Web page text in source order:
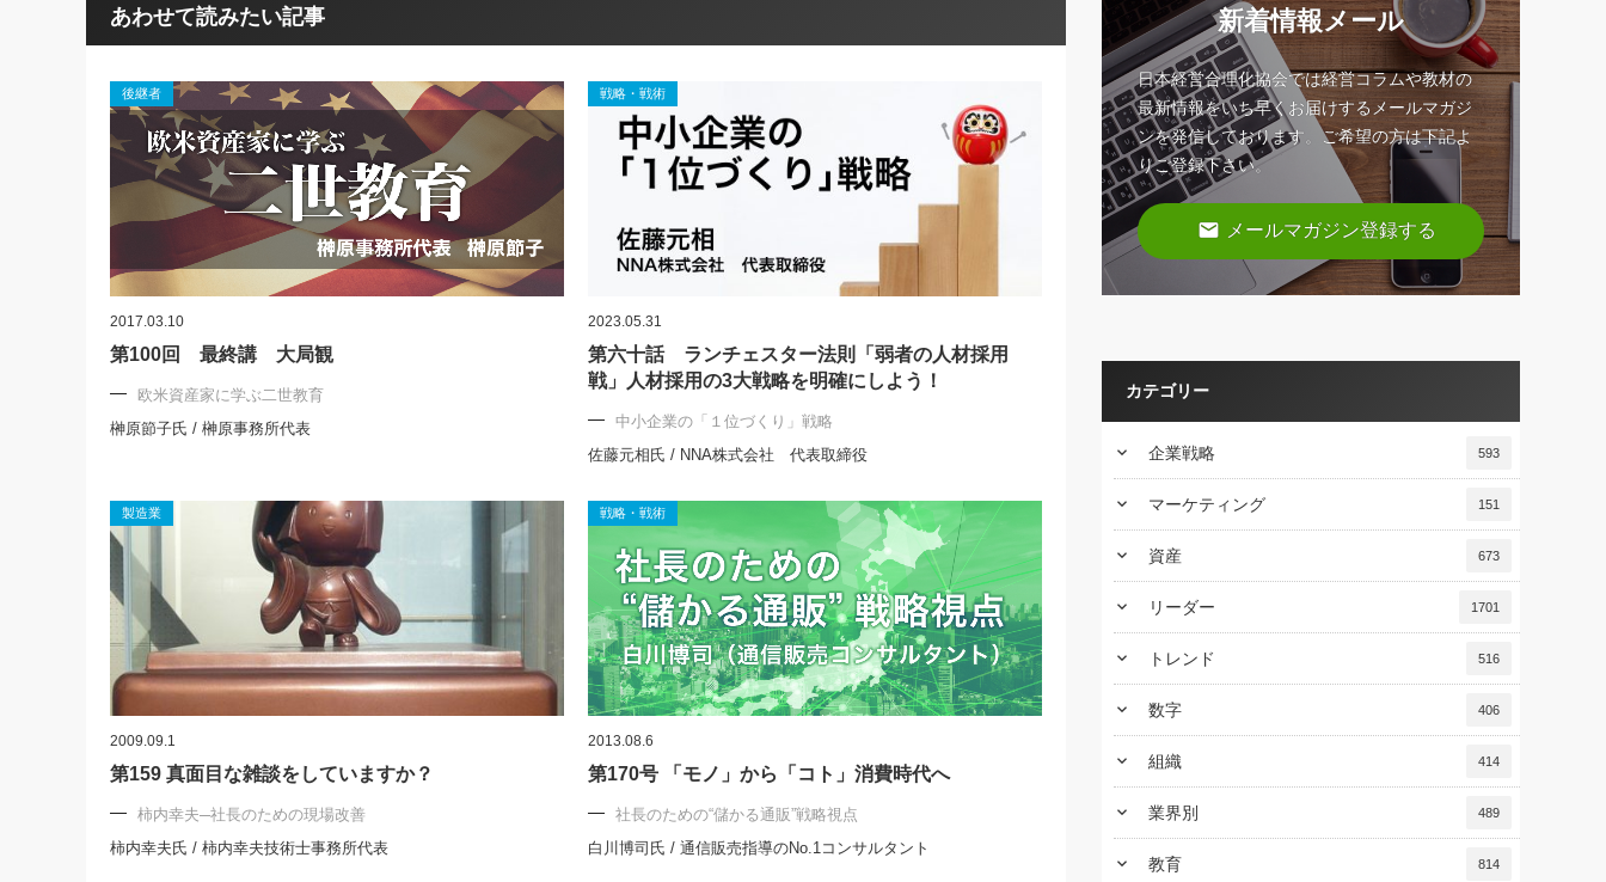
あわせて読みたい記事
後継者
2017.03.10
第100回 最終講 大局観
欧米資産家に学ぶ二世教育
榊原節子氏 / 榊原事務所代表
戦略・戦術
2023.05.31
第六十話 ランチェスター法則「弱者の人材採用
戦」人材採用の3大戦略を明確にしよう！
中小企業の「１位づくり」戦略
佐藤元相氏 / NNA株式会社 代表取締役
製造業
2009.09.1
第159 真面目な雑談をしていますか？
柿内幸夫─社長のための現場改善
柿内幸夫氏 / 柿内幸夫技術士事務所代表
戦略・戦術
2013.08.6
第170号 「モノ」から「コト」消費時代へ
社長のための“儲かる通販”戦略視点
白川博司氏 / 通信販売指導のNo.1コンサルタント
新着情報メール
日本経営合理化協会では経営コラムや教材の
最新情報をいち早くお届けするメールマガジ
ンを発信しております。ご希望の方は下記よ
りご登録下さい。
email メールマガジン登録する
カテゴリー
keyboard_arrow_down 企業戦略 593
keyboard_arrow_down マーケティング 151
keyboard_arrow_down 資産 673
keyboard_arrow_down リーダー 1701
keyboard_arrow_down トレンド 516
keyboard_arrow_down 数字 406
keyboard_arrow_down 組織 414
keyboard_arrow_down 業界別 489
keyboard_arrow_down 教育 814